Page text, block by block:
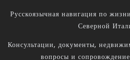
Русскоязычная навигация по
Северной
Консультации, документы,
вопросы и